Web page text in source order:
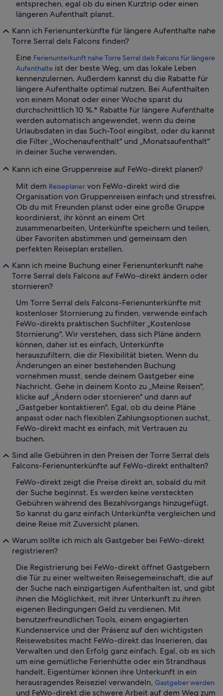
entsprechen, egal ob du einen Kurztrip oder einen
längeren Aufenthalt planst.
Kann ich Ferienunterkünfte für längere Aufenthalte nahe
Torre Serral dels Falcons finden?
Eine Ferienunterkunft nahe Torre Serral dels Falcons für längere
Aufenthalte ist der beste Weg, um das lokale Leben
kennenzulernen. Außerdem kannst du die Rabatte für
längere Aufenthalte optimal nutzen. Bei Aufenthalten
von einem Monat oder einer Woche sparst du
durchschnittlich 10 %.* Rabatte für längere Aufenthalte
werden automatisch angewendet, wenn du deine
Urlaubsdaten in das Such-Tool eingibst, oder du kannst
die Filter „Wochenaufenthalt" und „Monatsaufenthalt"
in deiner Suche verwenden.
Kann ich eine Gruppenreise auf FeWo-direkt planen?
Mit dem Reiseplaner von FeWo-direkt wird die
Organisation von Gruppenreisen einfach und stressfrei.
Ob du mit Freunden planst oder eine große Gruppe
koordinierst, ihr könnt an einem Ort
zusammenarbeiten, Unterkünfte speichern und teilen,
über Favoriten abstimmen und gemeinsam den
perfekten Reiseplan erstellen.
Kann ich meine Buchung einer Ferienunterkunft nahe
Torre Serral dels Falcons auf FeWo-direkt ändern oder
stornieren?
Um Torre Serral dels Falcons-Ferienunterkünfte mit
kostenloser Stornierung zu finden, verwende einfach
FeWo-direkts praktischen Suchfilter „Kostenlose
Stornierung". Wir verstehen, dass sich Pläne ändern
können, daher ist es einfach, Unterkünfte
herauszufiltern, die dir Flexibilität bieten. Wenn du
Änderungen an einer bestehenden Buchung
vornehmen musst, sende deinem Gastgeber eine
Nachricht. Gehe in deinem Konto zu „Meine Reisen",
klicke auf „Ändern oder stornieren" und dann auf
„Gastgeber kontaktieren". Egal, ob du deine Pläne
anpasst oder nach flexiblen Zahlungsoptionen suchst,
FeWo-direkt macht es einfach, mit Vertrauen zu
buchen.
Sind alle Gebühren in den Preisen der Torre Serral dels
Falcons-Ferienunterkünfte auf FeWo-direkt enthalten?
FeWo-direkt zeigt die Preise direkt an, sobald du mit
der Suche beginnst. Es werden keine versteckten
Gebühren während des Bezahlvorgangs hinzugefügt.
So kannst du ganz einfach Unterkünfte vergleichen und
deine Reise mit Zuversicht planen.
Warum sollte ich mich als Gastgeber bei FeWo-direkt
registrieren?
Die Registrierung bei FeWo-direkt öffnet Gastgebern
die Tür zu einer weltweiten Reisegemeinschaft, die auf
der Suche nach einzigartigen Aufenthalten ist, und gibt
ihnen die Möglichkeit, mit ihrer Unterkunft zu ihren
eigenen Bedingungen Geld zu verdienen. Mit
benutzerfreundlichen Tools, einem engagierten
Kundenservice und der Präsenz auf den wichtigsten
Reisewebsites macht FeWo-direkt das Inserieren, das
Verwalten und den Erfolg ganz einfach. Egal, ob es sich
um eine gemütliche Ferienhütte oder ein Strandhaus
handelt, Eigentümer können ihre Unterkunft in ein
herausragendes Reiseziel verwandeln, Gastgeber werden
und FeWo-direkt die schwere Arbeit auf dem Weg zum